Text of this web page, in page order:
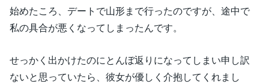
始めたころ、デートで山形まで行ったのですが、途中で
私の具合が悪くなってしまったんです。
せっかく出かけたのにとんぼ返りになってしまい申し訳
ないと思っていたら、彼女が優しく介抱してくれまし